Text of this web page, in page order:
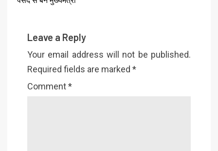
Leave a Reply
Your email address will not be published.
Required fields are marked *
Comment*